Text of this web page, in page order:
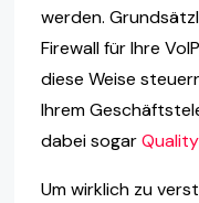
werden.
Firewall für Ihre
diese Weise
Ihrem
dabei sogar
Um wirklich zu